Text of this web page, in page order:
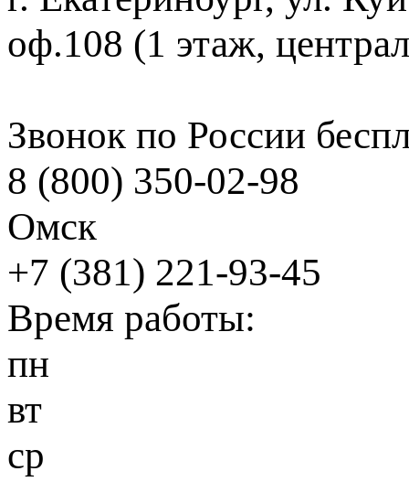
оф.108 (1 этаж,
Звонок по России
8 (800) 350-02-98
Омск
+7 (381) 221-93-45
Время работы:
пн
вт
ср